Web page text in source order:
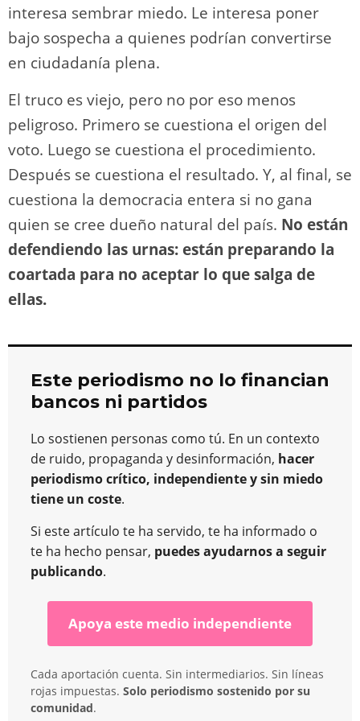
interesa sembrar miedo. Le interesa poner
bajo sospecha a quienes podrían convertirse
en ciudadanía plena.
El truco es viejo, pero no por eso menos
peligroso. Primero se cuestiona el origen del
voto. Luego se cuestiona el procedimiento.
Después se cuestiona el resultado. Y, al final, se
cuestiona la democracia entera si no gana
quien se cree dueño natural del país. No están
defendiendo las urnas: están preparando la
coartada para no aceptar lo que salga de
ellas.
Este periodismo no lo financian
bancos ni partidos
Lo sostienen personas como tú. En un contexto
de ruido, propaganda y desinformación, hacer
periodismo crítico, independiente y sin miedo
tiene un coste.
Si este artículo te ha servido, te ha informado o
te ha hecho pensar, puedes ayudarnos a seguir
publicando.
Apoya este medio independiente
Cada aportación cuenta. Sin intermediarios. Sin líneas
rojas impuestas. Solo periodismo sostenido por su
comunidad.